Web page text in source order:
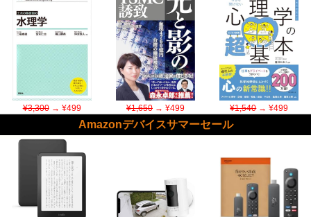
¥3,300→ ¥499 ¥1,650→ ¥499 ¥1,540→ ¥499
Amazonデバイスサマーセール